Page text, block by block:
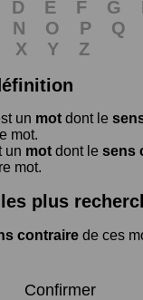
D E F G
N O P Q
X Y
Z
un mot dont le
mot.
un mot dont le sens
mot.
plus
contraire de ces
Confirmer